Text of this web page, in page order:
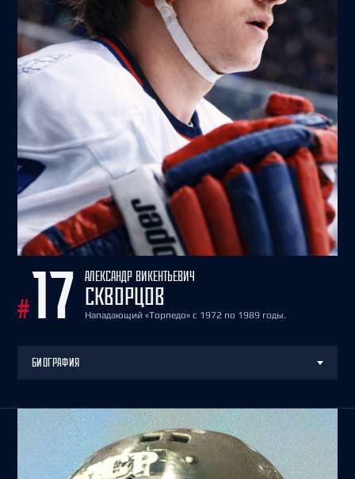
# 17 АЛЕКСАНДР ВИКЕНТЬЕВИЧ
СКВОРЦОВ
Нападающий «Торпедо» с 1972 по 1989 годы.
БИОГРАФИЯ